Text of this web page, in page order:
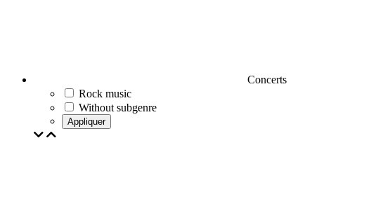
Concerts
Rock music
Without subgenre
Appliquer